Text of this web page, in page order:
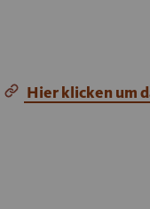
Hier klicken um